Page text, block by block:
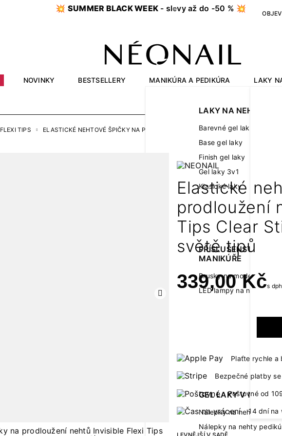
💥 SUMMER BLACK WEEK - slevy až do -50 % 💥 OBJEV
NOVINKY BESTSELLERY MANIKÚRA A PEDIKÚRA
LAKY NA NEHTY
Barevné gel laky
Base gel laky
Finish gel laky
Gel laky 3v1
Klasické laky
PŘÍSLUŠENSTVÍ K
MANIKÚŘE
Brusky na modeláž nehtů
LED lampy na nehty
GEL LAKY V
Nálepky na nehty
Nálepky na nehty
LAKY
FLEXI TIPS ELASTICKÉ NEHTOVÉ ŠPIČKY NA PRODLOUŽENÍ NEHTŮ INVISIBLE FLEXI TIPS
Další
Elastické
prodloužení
Tips Clear
světě tipů
339,00 Kčs dph
Plaťte rychle a
Bezpečné platby
Poštovné od
14 dní na